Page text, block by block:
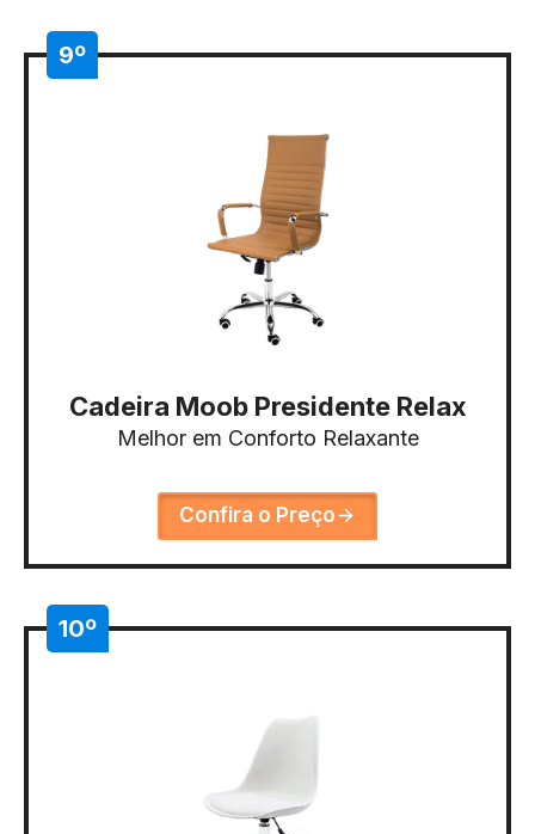
9º
Cadeira Moob Presidente Relax
Melhor em Conforto Relaxante
Confira o Preço
10º